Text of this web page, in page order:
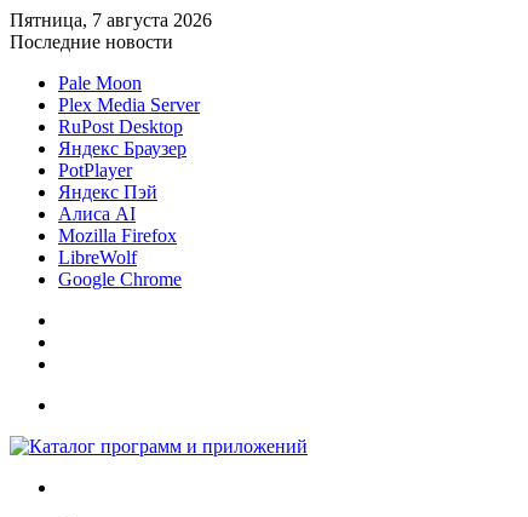
Пятница, 7 августа 2026
Последние новости
Pale Moon
Plex Media Server
RuPost Desktop
Яндекс Браузер
PotPlayer
Яндекс Пэй
Алиса AI
Mozilla Firefox
LibreWolf
Google Chrome